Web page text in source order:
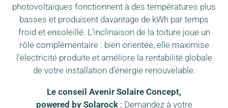
photovoltaïques fonctionnent à des températures plus
basses et produisent davantage de kWh par temps
froid et ensoleillé. L’inclinaison de la toiture joue un
rôle complémentaire : bien orientée, elle maximise
l’électricité produite et améliore la rentabilité globale
de votre installation d’énergie renouvelable.
Le conseil Avenir Solaire Concept,
powered by Solarock : Demandez à votre